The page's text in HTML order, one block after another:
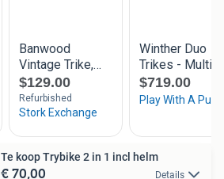
Te koop Trybike 2 in 1 incl helm
€ 70,00 Details